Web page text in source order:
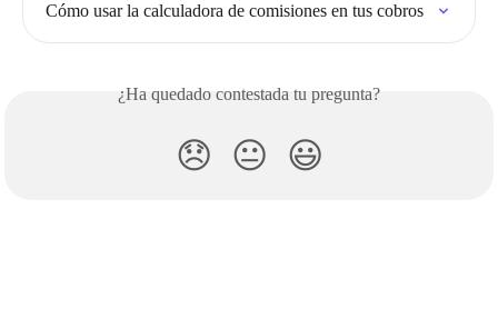
Cómo usar la calculadora de comisiones en tus cobros
¿Ha quedado contestada tu pregunta?
😞 😐 😃